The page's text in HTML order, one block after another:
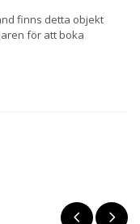
finns detta objekt
för att boka